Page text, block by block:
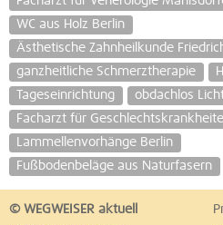
WC aus Holz Berlin
Ästhetische Zahnheilkunde
ganzheitliche Schmerztherapie
Tageseinrichtung
obdachlos
Facharzt für
Lammellenvorhänge Berlin
Fußbodenbeläge aus Naturfasern
© WEGWEISER aktuell